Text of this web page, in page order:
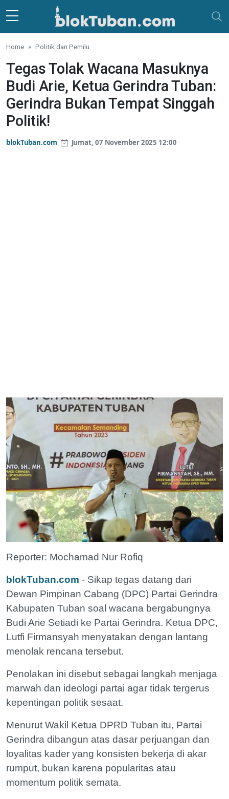
Skip to main content
Home Politik dan Pemilu
Tegas Tolak Wacana Masuknya
Budi Arie, Ketua Gerindra Tuban:
Gerindra Bukan Tempat Singgah
Politik!
blokTuban.com Jumat, 07 November 2025 12:00
Reporter: Mochamad Nur Rofiq
blokTuban.com - Sikap tegas datang dari
Dewan Pimpinan Cabang (DPC) Partai Gerindra
Kabupaten Tuban soal wacana bergabungnya
Budi Arie Setiadi ke Partai Gerindra. Ketua DPC,
Lutfi Firmansyah menyatakan dengan lantang
menolak rencana tersebut.
Penolakan ini disebut sebagai langkah menjaga
marwah dan ideologi partai agar tidak tergerus
kepentingan politik sesaat.
Menurut Wakil Ketua DPRD Tuban itu, Partai
Gerindra dibangun atas dasar perjuangan dan
loyalitas kader yang konsisten bekerja di akar
rumput, bukan karena popularitas atau
momentum politik semata.